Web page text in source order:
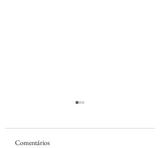
Comentários